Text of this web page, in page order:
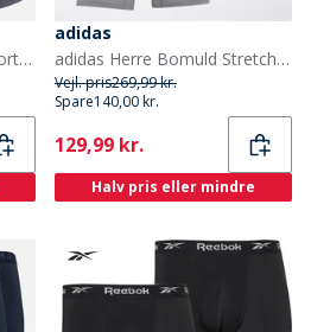
CR7 Herre Basic Boxer shorts Flerfarvet
adidas
adidas Herre Bomuld Stretch Tre Pak Boxer Shorts Navy/Grå/Olive
Vejl. pris269,99 kr.
Spare140,00 kr.
Current
129,99 kr.
Halv pris eller mindre